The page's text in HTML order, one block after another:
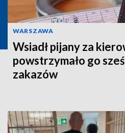
WARSZAWA
Wsiadł pijany za
powstrzymało go
zakazów